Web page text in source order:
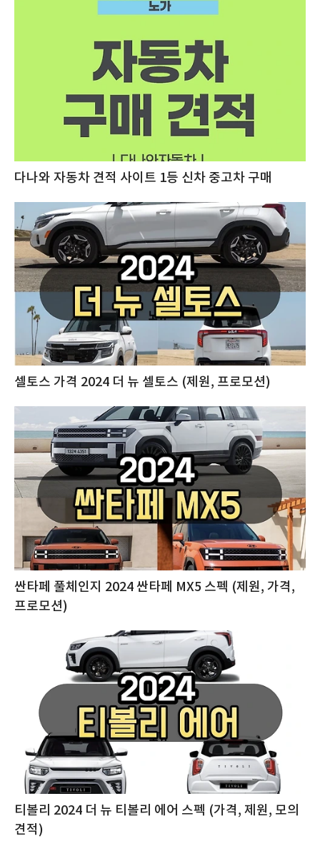
다나와 자동차 견적 사이트 1등 신차 중고차 구매
셀토스 가격 2024 더 뉴 셀토스 (제원, 프로모션)
싼타페 풀체인지 2024 싼타페 MX5 스펙 (제원, 가격,
프로모션)
티볼리 2024 더 뉴 티볼리 에어 스펙 (가격, 제원, 모의
견적)